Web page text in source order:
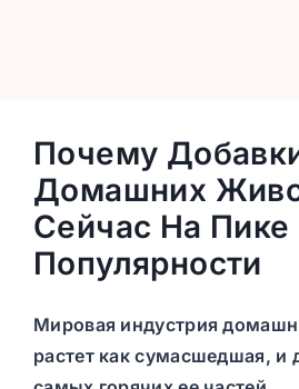
Почему
Домашних
Сейчас На Пике
Популярности
Мировая индустрия
растет как сумасшедшая, и